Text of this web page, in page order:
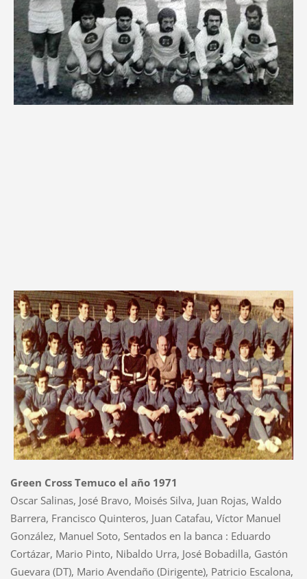
Green Cross Temuco el año 1971
Oscar Salinas, José Bravo, Moisés Silva, Juan Rojas, Waldo
Barrera, Francisco Quinteros, Juan Catafau, Víctor Manuel
González, Manuel Soto, Sentados en la banca : Eduardo
Cortázar, Mario Pinto, Nibaldo Urra, José Bobadilla, Gastón
Guevara (DT), Mario Avendaño (Dirigente), Patricio Escalona,